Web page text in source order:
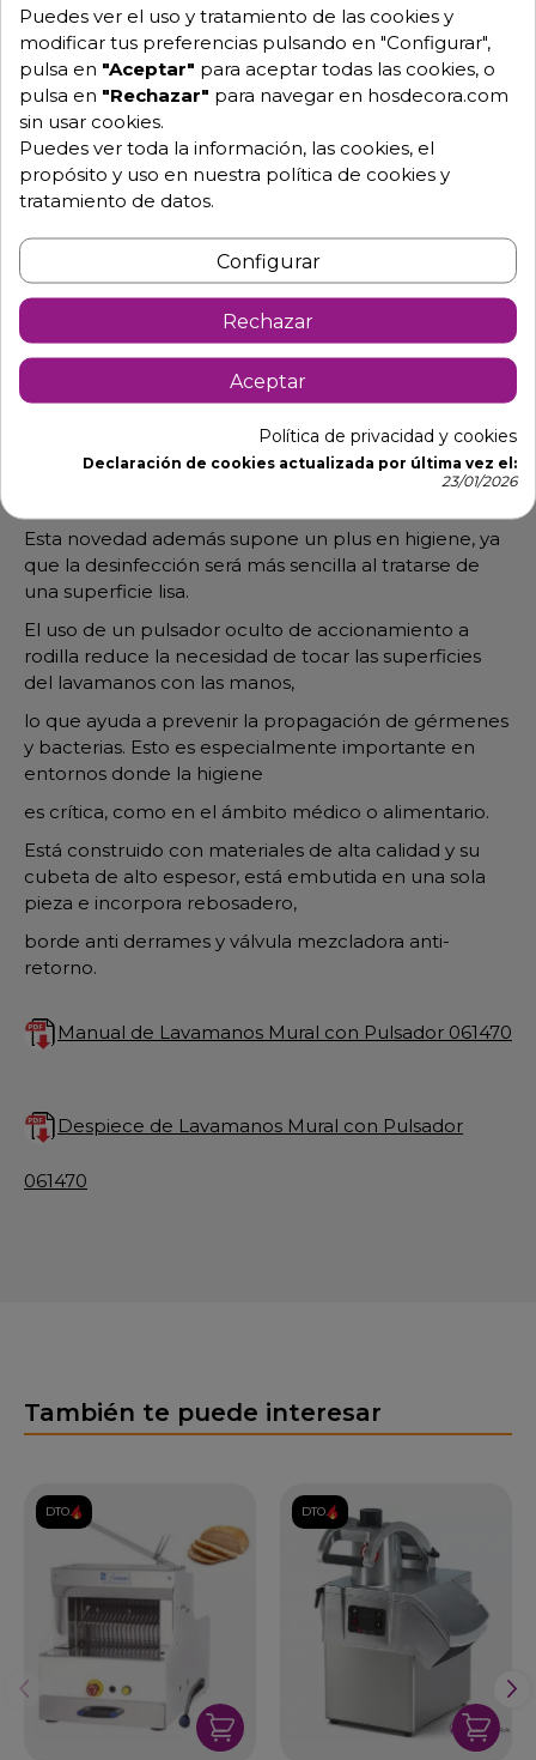
Descripción Detalles de producto
Lavamanos de pared conn pulsador
oculto 061470
nuevo diseño de lavamanos de accionamiento a
rodilla profesional,
ofrece una imagen más moderna y minimalista al
ocultar su pulsador temporizado tras una trampilla.
Gracias a su diseño y a su material de construcción, es
capaz de integrarse en cualquier entorno, desde
instalaciones comerciales, sin renunciar a la robustez
Esta novedad además supone un plus en higiene, ya
que la desinfección será más sencilla al tratarse de
una superficie lisa.
El uso de un pulsador oculto de accionamiento a
rodilla reduce la necesidad de tocar las superficies
del lavamanos con las manos,
lo que ayuda a prevenir la propagación de gérmenes
y bacterias. Esto es especialmente importante en
entornos donde la higiene
es crítica, como en el ámbito médico o alimentario.
Está construido con materiales de alta calidad y su
cubeta de alto espesor, está embutida en una sola
pieza e incorpora rebosadero,
borde anti derrames y válvula mezcladora anti-
retorno.
Manual de Lavamanos Mural con Pulsador 061470
Despiece de Lavamanos Mural con Pulsador
061470
También te puede interesar
DTO. DTO.
Puedes ver el uso y tratamiento de las cookies y
modificar tus preferencias pulsando en "Configurar",
pulsa en "Aceptar" para aceptar todas las cookies, o
pulsa en "Rechazar" para navegar en hosdecora.com
sin usar cookies.
Puedes ver toda la información, las cookies, el
propósito y uso en nuestra política de cookies y
tratamiento de datos.
Configurar
Rechazar
Aceptar
Política de privacidad y cookies
Declaración de cookies actualizada por última vez el:
23/01/2026